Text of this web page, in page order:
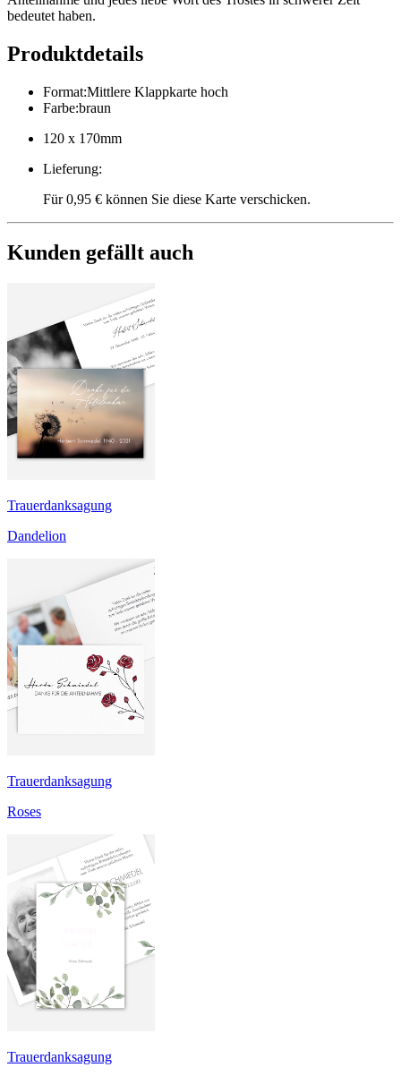
bedeutet haben.
Produktdetails
Format:Mittlere Klappkarte hoch
Farbe:braun
120 x 170mm
Lieferung:
Für 0,95 € können Sie diese Karte verschicken.
Kunden gefällt auch
Trauerdanksagung
Dandelion
Trauerdanksagung
Roses
Trauerdanksagung